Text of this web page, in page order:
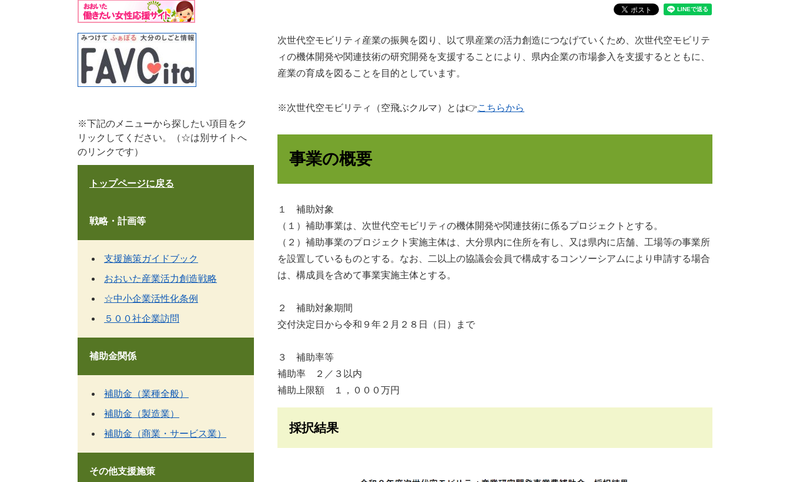
次世代空モビリティ産業の振興を図り、以て県産業の活力創造につなげていくため、次世代空モビリテ
ィの機体開発や関連技術の研究開発を支援することにより、県内企業の市場参入を支援するとともに、
産業の育成を図ることを目的としています。
※次世代空モビリティ（空飛ぶクルマ）とは👉こちらから
事業の概要
１ 補助対象
（１）補助事業は、次世代空モビリティの機体開発や関連技術に係るプロジェクトとする。
（２）補助事業のプロジェクト実施主体は、大分県内に住所を有し、又は県内に店舗、工場等の事業所
を設置しているものとする。なお、二以上の協議会会員で構成するコンソーシアムにより申請する場合
は、構成員を含めて事業実施主体とする。
２ 補助対象期間
交付決定日から令和９年２月２８日（日）まで
３ 補助率等
補助率 ２／３以内
補助上限額 １，０００万円
採択結果
※下記のメニューから探したい項目をク
リックしてください。（☆は別サイトへ
のリンクです）
トップページに戻る
戦略・計画等
支援施策ガイドブック
おおいた産業活力創造戦略
☆中小企業活性化条例
５００社企業訪問
補助金関係
補助金（業種全般）
補助金（製造業）
補助金（商業・サービス業）
その他支援施策